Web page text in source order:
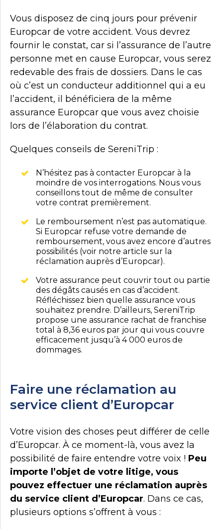
Vous disposez de cinq jours pour prévenir
Europcar de votre accident. Vous devrez
fournir le constat, car si l’assurance de l’autre
personne met en cause Europcar, vous serez
redevable des frais de dossiers. Dans le cas
où c’est un conducteur additionnel qui a eu
l’accident, il bénéficiera de la même
assurance Europcar que vous avez choisie
lors de l’élaboration du contrat.
Quelques conseils de SereniTrip :
N’hésitez pas à contacter Europcar à la
moindre de vos interrogations. Nous vous
conseillons tout de même de consulter
votre contrat premièrement.
Le remboursement n’est pas automatique.
Si Europcar refuse votre demande de
remboursement, vous avez encore d’autres
possibilités (voir notre article sur la
réclamation auprès d’Europcar).
Votre assurance peut couvrir tout ou partie
des dégâts causés en cas d’accident.
Réfléchissez bien quelle assurance vous
souhaitez prendre. D’ailleurs, SereniTrip
propose une assurance rachat de franchise
total à 8,36 euros par jour qui vous couvre
efficacement jusqu’à 4 000 euros de
dommages.
Faire une réclamation au
service client d’Europcar
Votre vision des choses peut différer de celle
d’Europcar. À ce moment-là, vous avez la
possibilité de faire entendre votre voix ! Peu
importe l’objet de votre litige, vous
pouvez effectuer une réclamation auprès
du service client d’Europcar. Dans ce cas,
plusieurs options s’offrent à vous :